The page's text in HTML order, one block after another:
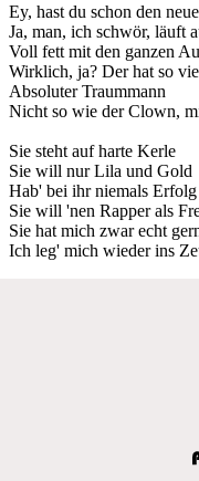
Ey, hast du schon den
Ja, man, ich schwör, läuft
Voll fett mit den ganzen
Wirklich, ja? Der hat so
Absoluter Traummann
Nicht so wie der Clown,
Sie steht auf harte Kerle
Sie will nur Lila und Gold
Hab' bei ihr niemals Erfolg
Sie will 'nen Rapper als
Sie hat mich zwar echt
Ich leg' mich wieder ins